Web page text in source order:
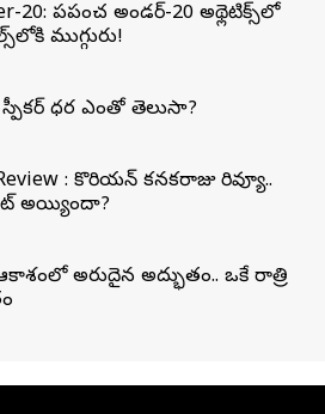
20: ప్రపంచ అండర్-20 అథ్లెటిక్స్‌లో
ముగ్గురు!
స్పీకర్ ధర ఎంతో తెలుసా?
: కొరియన్ కనకరాజు రివ్యూ..
అయ్యిందా?
ఆకాశంలో అరుదైన అద్భుతం.. ఒకే రాత్రి